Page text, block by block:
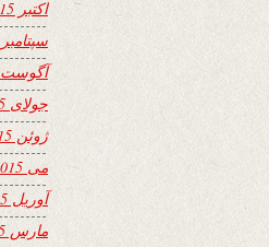
اکتبر 2015
سپتامبر 2015
آگوست 2015
جولای 2015
ژوئن 2015
می 2015
آوریل 2015
مارس 2015